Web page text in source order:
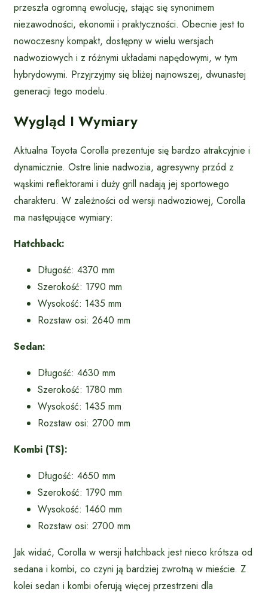
przeszła ogromną ewolucję, stając się synonimem
niezawodności, ekonomii i praktyczności. Obecnie jest to
nowoczesny kompakt, dostępny w wielu wersjach
nadwoziowych i z różnymi układami napędowymi, w tym
hybrydowymi. Przyjrzyjmy się bliżej najnowszej, dwunastej
generacji tego modelu.
Wygląd I Wymiary
Aktualna Toyota Corolla prezentuje się bardzo atrakcyjnie i
dynamicznie. Ostre linie nadwozia, agresywny przód z
wąskimi reflektorami i duży grill nadają jej sportowego
charakteru. W zależności od wersji nadwoziowej, Corolla
ma następujące wymiary:
Hatchback:
Długość: 4370 mm
Szerokość: 1790 mm
Wysokość: 1435 mm
Rozstaw osi: 2640 mm
Sedan:
Długość: 4630 mm
Szerokość: 1780 mm
Wysokość: 1435 mm
Rozstaw osi: 2700 mm
Kombi (TS):
Długość: 4650 mm
Szerokość: 1790 mm
Wysokość: 1460 mm
Rozstaw osi: 2700 mm
Jak widać, Corolla w wersji hatchback jest nieco krótsza od
sedana i kombi, co czyni ją bardziej zwrotną w mieście. Z
kolei sedan i kombi oferują więcej przestrzeni dla